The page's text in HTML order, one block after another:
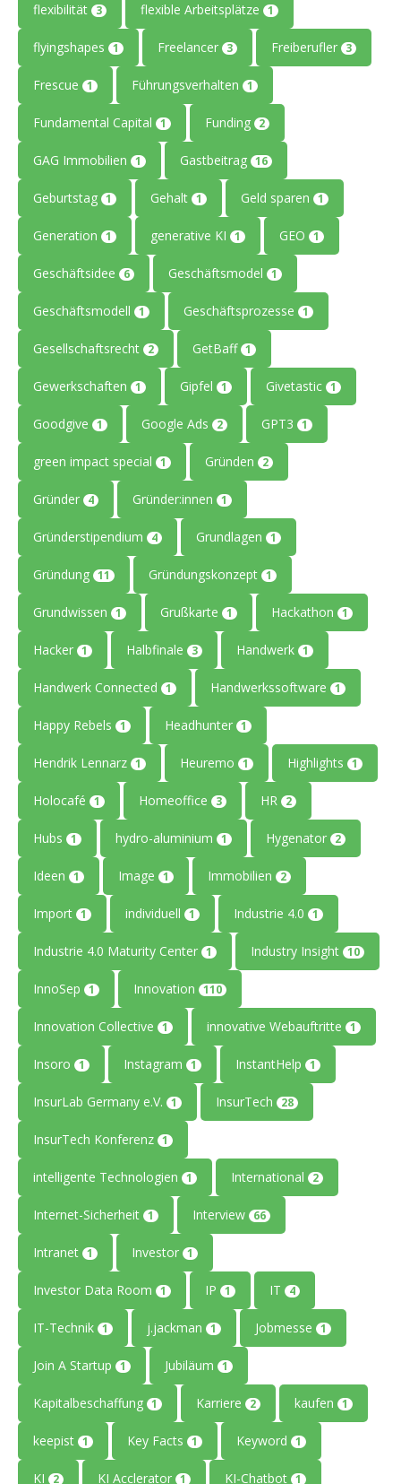
flexibilität 3 flexible Arbeitsplätze 1
flyingshapes 1 Freelancer 3 Freiberufler 3
Frescue 1 Führungsverhalten 1
Fundamental Capital 1 Funding 2
GAG Immobilien 1 Gastbeitrag 16
Geburtstag 1 Gehalt 1 Geld sparen 1
Generation 1 generative KI 1 GEO 1
Geschäftsidee 6 Geschäftsmodel 1
Geschäftsmodell 1 Geschäftsprozesse 1
Gesellschaftsrecht 2 GetBaff 1
Gewerkschaften 1 Gipfel 1 Givetastic 1
Goodgive 1 Google Ads 2 GPT3 1
green impact special 1 Gründen 2
Gründer 4 Gründer:innen 1
Gründerstipendium 4 Grundlagen 1
Gründung 11 Gründungskonzept 1
Grundwissen 1 Grußkarte 1 Hackathon 1
Hacker 1 Halbfinale 3 Handwerk 1
Handwerk Connected 1 Handwerkssoftware 1
Happy Rebels 1 Headhunter 1
Hendrik Lennarz 1 Heuremo 1 Highlights 1
Holocafé 1 Homeoffice 3 HR 2
Hubs 1 hydro-aluminium 1 Hygenator 2
Ideen 1 Image 1 Immobilien 2
Import 1 individuell 1 Industrie 4.0 1
Industrie 4.0 Maturity Center 1 Industry Insight 10
InnoSep 1 Innovation 110
Innovation Collective 1 innovative Webauftritte 1
Insoro 1 Instagram 1 InstantHelp 1
InsurLab Germany e.V. 1 InsurTech 28
InsurTech Konferenz 1
intelligente Technologien 1 International 2
Internet-Sicherheit 1 Interview 66
Intranet 1 Investor 1
Investor Data Room 1 IP 1 IT 4
IT-Technik 1 j.jackman 1 Jobmesse 1
Join A Startup 1 Jubiläum 1
Kapitalbeschaffung 1 Karriere 2 kaufen 1
keepist 1 Key Facts 1 Keyword 1
KI 2 KI Acclerator 1 KI-Chatbot 1